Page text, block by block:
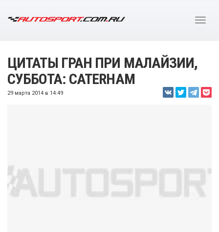
ЦИТАТЫ ГРАН ПРИ МАЛАЙЗИИ,
СУББОТА: CATERHAM
29 марта 2014 в 14:49